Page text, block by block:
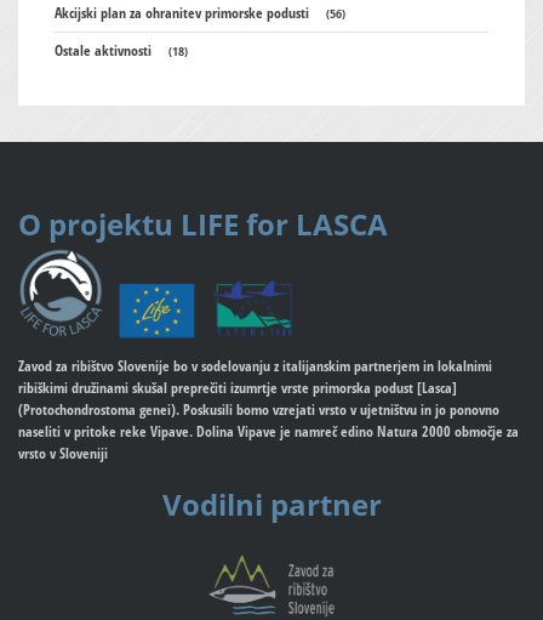
Akcijski plan za ohranitev primorske podusti (56)
Ostale aktivnosti (18)
O projektu LIFE for LASCA
Zavod za ribištvo Slovenije bo v sodelovanju z italijanskim partnerjem in lokalnimi
ribiškimi družinami skušal preprečiti izumrtje vrste primorska podust [Lasca]
(Protochondrostoma genei). Poskusili bomo vzrejati vrsto v ujetništvu in jo ponovno
naseliti v pritoke reke Vipave. Dolina Vipave je namreč edino Natura 2000 območje za
vrsto v Sloveniji
Vodilni partner